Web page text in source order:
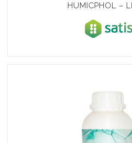
HUMICPHOL –